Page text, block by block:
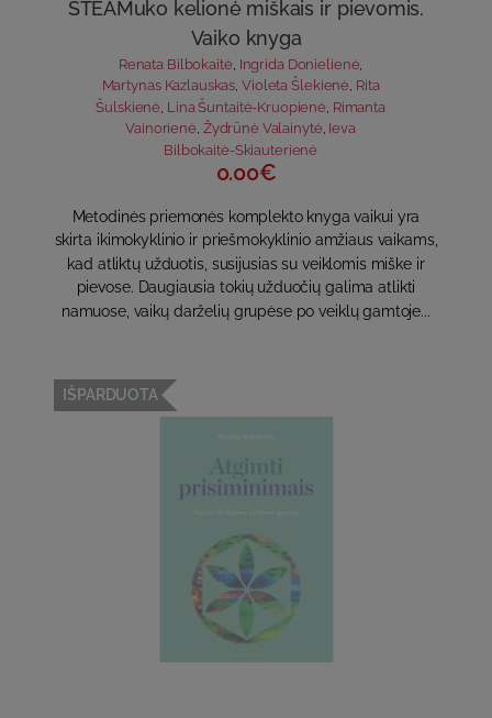
STEAMuko kelionė miškais ir pievomis.
Vaiko knyga
Renata Bilbokaitė Ingrida Donielienė
Martynas Kazlauskas,Violeta Šlekienė, Rita
Šulskienė Lina Šuntaitė-Kruopienė Rimanta
Vainorienė, Žydrūnė Valainytė, Ieva
Bilbokaitė-Skiauterienė
0.00€
Metodinės priemonės komplekto knyga vaikui yra
skirta ikimokyklinio ir priešmokyklinio amžiaus vaikams,
kad atliktų užduotis, susijusias su veiklomis miške ir
pievose. Daugiausia tokių užduočių galima atlikti
namuose, vaikų darželių grupėse po veiklų gamtoje...
IŠPARDUOTA